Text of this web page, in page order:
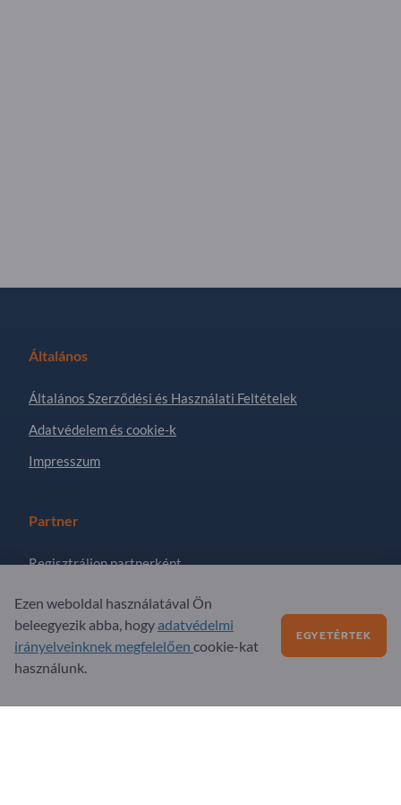
Általános
Általános Szerződési és Használati Feltételek
Adatvédelem és cookie-k
Impresszum
Partner
Regisztráljon partnerként
Kérdések?
Ezen weboldal használatával Ön
beleegyezik abba, hogy adatvédelmi
irányelveinknek megfelelően cookie-kat
használunk.
EGYETÉRTEK